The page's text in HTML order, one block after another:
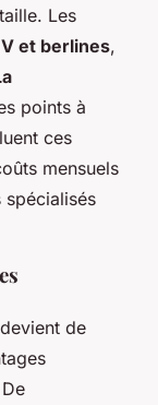
Les
et berlines,
points à
ces
mensuels
spécialisés
devient de